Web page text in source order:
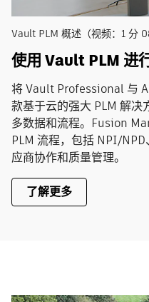
Vault PLM 概述（视频：1 分
使用 Vault PLM 进
将 Vault Professional 与
款基于云的强大 PLM 解决
多数据和流程。Fusion
PLM 流程，包括 NPI/
应商协作和质量管理。
了解更多